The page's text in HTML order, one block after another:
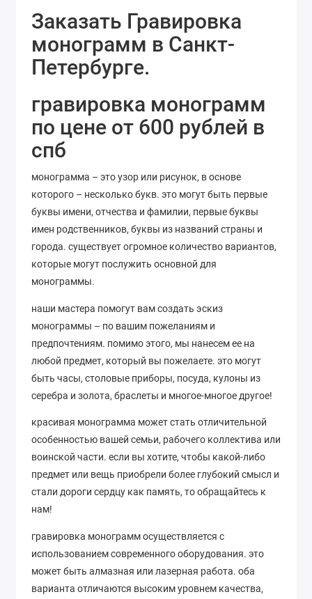
Заказать Гравировка
монограмм в Санкт-
Петербурге.
гравировка монограмм
по цене от 600 рублей в
спб
монограмма – это узор или рисунок, в основе
которого – несколько букв. это могут быть первые
буквы имени, отчества и фамилии, первые буквы
имен родственников, буквы из названий страны и
города. существует огромное количество вариантов,
которые могут послужить основной для
монограммы.
наши мастера помогут вам создать эскиз
монограммы – по вашим пожеланиям и
предпочтениям. помимо этого, мы нанесем ее на
любой предмет, который вы пожелаете. это могут
быть часы, столовые приборы, посуда, кулоны из
серебра и золота, браслеты и многое-многое другое!
красивая монограмма может стать отличительной
особенностью вашей семьи, рабочего коллектива или
воинской части. если вы хотите, чтобы какой-либо
предмет или вещь приобрели более глубокий смысл и
стали дороги сердцу как память, то обращайтесь к
нам!
гравировка монограмм осуществляется с
использованием современного оборудования. это
может быть алмазная или лазерная работа. оба
варианта отличаются высоким уровнем качества,